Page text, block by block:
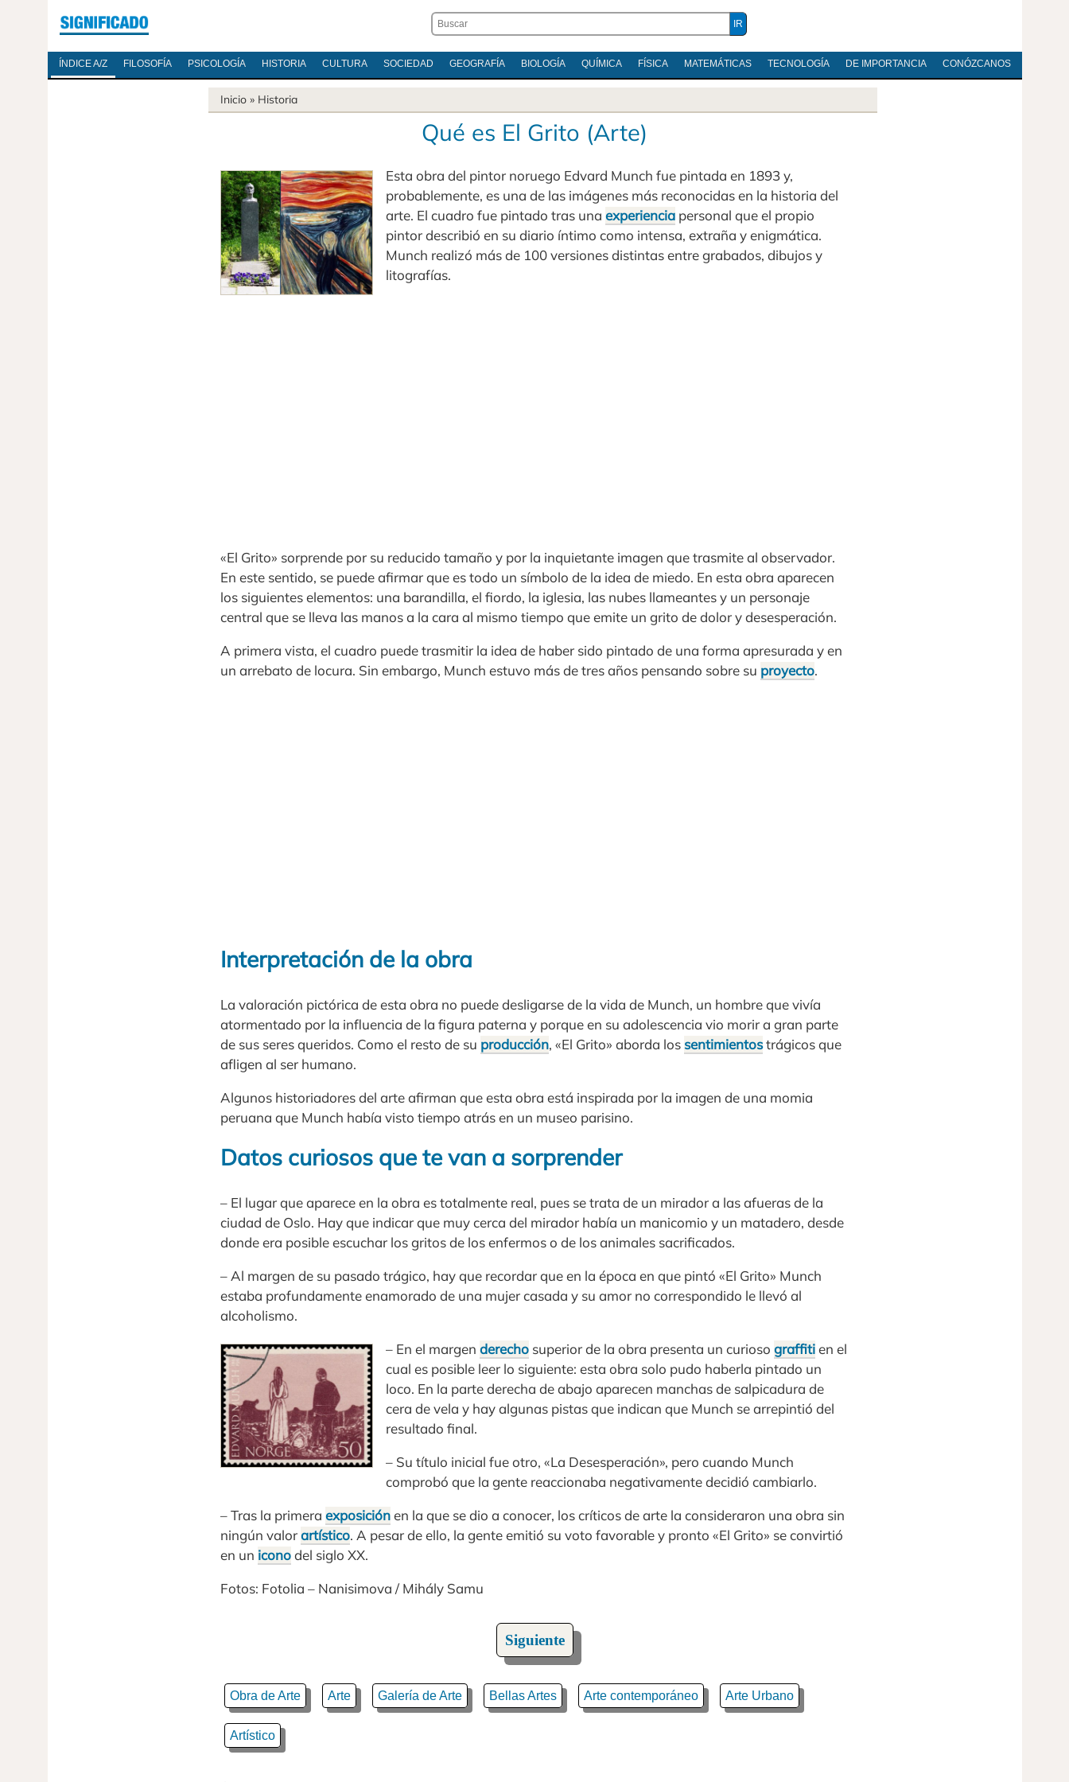
ÍNDICE A/Z FILOSOFÍA PSICOLOGÍA HISTORIA CULTURA SOCIEDAD GEOGRAFÍA BIOLOGÍA QUÍMICA FÍSICA MATEMÁTICAS TECNOLOGÍA DE IMPORTANCIA CONÓZCANOS
Inicio » Historia
Qué es El Grito (Arte)
Esta obra del pintor noruego Edvard Munch fue pintada en 1893 y,
probablemente, es una de las imágenes más reconocidas en la historia del
arte. El cuadro fue pintado tras una experiencia personal que el propio
pintor describió en su diario íntimo como intensa, extraña y enigmática.
Munch realizó más de 100 versiones distintas entre grabados, dibujos y
litografías.
«El Grito» sorprende por su reducido tamaño y por la inquietante imagen que trasmite al observador.
En este sentido, se puede afirmar que es todo un símbolo de la idea de miedo. En esta obra aparecen
los siguientes elementos: una barandilla, el fiordo, la iglesia, las nubes llameantes y un personaje
central que se lleva las manos a la cara al mismo tiempo que emite un grito de dolor y desesperación.
A primera vista, el cuadro puede trasmitir la idea de haber sido pintado de una forma apresurada y en
un arrebato de locura. Sin embargo, Munch estuvo más de tres años pensando sobre su proyecto.
Interpretación de la obra
La valoración pictórica de esta obra no puede desligarse de la vida de Munch, un hombre que vivía
atormentado por la influencia de la figura paterna y porque en su adolescencia vio morir a gran parte
de sus seres queridos. Como el resto de su producción, «El Grito» aborda los sentimientostrágicos que
afligen al ser humano.
Algunos historiadores del arte afirman que esta obra está inspirada por la imagen de una momia
peruana que Munch había visto tiempo atrás en un museo parisino.
Datos curiosos que te van a sorprender
– El lugar que aparece en la obra es totalmente real, pues se trata de un mirador a las afueras de la
ciudad de Oslo. Hay que indicar que muy cerca del mirador había un manicomio y un matadero, desde
donde era posible escuchar los gritos de los enfermos o de los animales sacrificados.
– Al margen de su pasado trágico, hay que recordar que en la época en que pintó «El Grito» Munch
estaba profundamente enamorado de una mujer casada y su amor no correspondido le llevó al
alcoholismo.
– En el margen derecho superior de la obra presenta un curioso graffitien el
cual es posible leer lo siguiente: esta obra solo pudo haberla pintado un
loco. En la parte derecha de abajo aparecen manchas de salpicadura de
cera de vela y hay algunas pistas que indican que Munch se arrepintió del
resultado final.
– Su título inicial fue otro, «La Desesperación», pero cuando Munch
comprobó que la gente reaccionaba negativamente decidió cambiarlo.
– Tras la primera exposiciónen la que se dio a conocer, los críticos de arte la consideraron una obra sin
ningún valorartístico. A pesar de ello, la gente emitió su voto favorable y pronto «El Grito» se convirtió
en un iconodel siglo XX.
Fotos: Fotolia – Nanisimova / Mihály Samu
Siguiente
Obra de Arte Arte Galería de Arte Bellas Artes Arte contemporáneo Arte Urbano
Artístico